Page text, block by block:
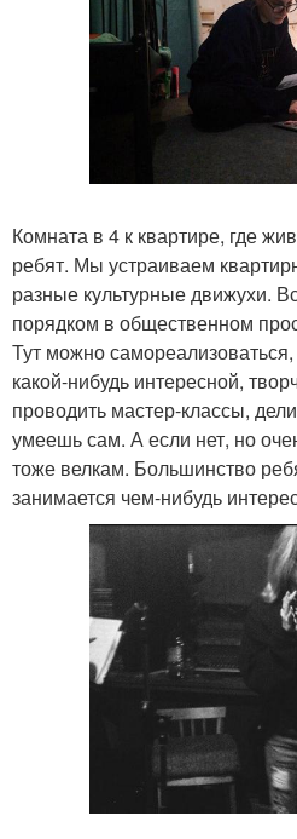
Комната в 4 к квартире, где
ребят. Мы устраиваем
разные культурные движухи.
порядком в общественном
Тут можно
какой-нибудь интересной,
проводить мастер-классы,
умеешь сам. А если нет, но
тоже велкам. Большинство
занимается чем-нибудь